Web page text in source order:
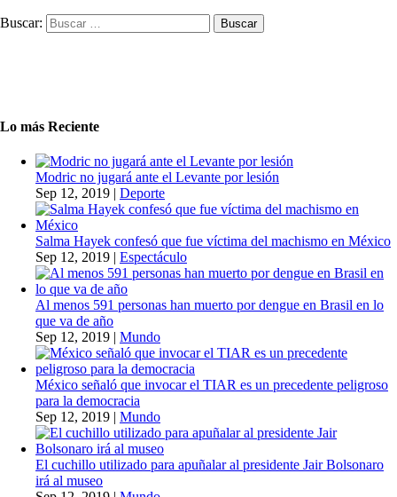
Buscar:
Lo más Reciente
Modric no jugará ante el Levante por lesión
Sep 12, 2019 | Deporte
Salma Hayek confesó que fue víctima del machismo en México
Sep 12, 2019 | Espectáculo
Al menos 591 personas han muerto por dengue en Brasil en lo
que va de año
Sep 12, 2019 | Mundo
México señaló que invocar el TIAR es un precedente peligroso
para la democracia
Sep 12, 2019 | Mundo
El cuchillo utilizado para apuñalar al presidente Jair Bolsonaro
irá al museo